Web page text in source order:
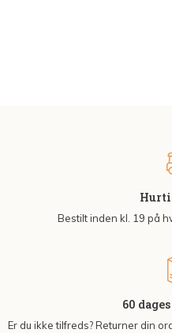
Bestilt inden kl. 19 på
60
Er du ikke tilfreds? Returner din